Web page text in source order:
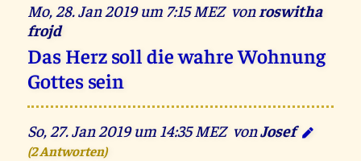
Mo, 28. Jan 2019 um 7:15 MEZ vonroswitha
frojd
Das Herz soll die wahre Wohnung
Gottes sein
So, 27. Jan 2019 um 14:35 MEZ vonJosef
(2 Antworten)